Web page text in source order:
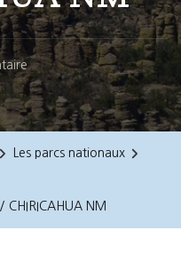
Sur
Jour
17:
Les parcs nationaux
CHIRICAHUA NM